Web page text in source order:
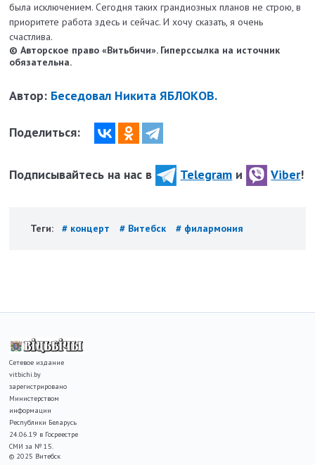
была исключением. Сегодня таких грандиозных планов не строю, в
приоритете работа здесь и сейчас. И хочу сказать, я очень
счастлива.
© Авторское право «Витьбичи». Гиперссылка на источник
обязательна.
Автор: Беседовал Никита ЯБЛОКОВ.
Поделиться:
Подписывайтесь на нас в Telegram и Viber!
Теги: # концерт # Витебск # филармония
Сетевое издание
vitbichi.by
зарегистрировано
Министерством
информации
Республики Беларусь
24.06.19 в Госреестре
СМИ за № 15.
© 2025 Витебск